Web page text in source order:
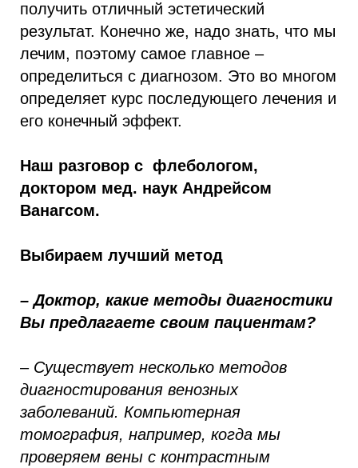
получить отличный эстетический
результат. Конечно же, надо знать, что мы
лечим, поэтому самое главное –
определиться с диагнозом. Это во многом
определяет курс последующего лечения и
его конечный эффект.
Hаш разговор с флебологом,
доктором мед. наук Андрейсом
Ванагсом.
Выбираем лучший метод
– Доктор, какие методы диагностики
Вы предлагаете своим пациентам?
– Существует несколько методов
диагностирования венозных
заболеваний. Компьютерная
томография, например, когда мы
проверяем вены с контрастным